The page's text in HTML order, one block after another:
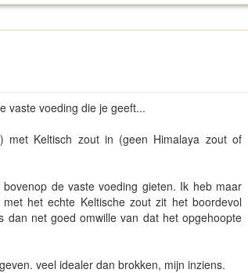
vaste voeding die je geeft...
Keltisch zout in (geen Himalaya zout of
de vaste voeding gieten. Ik heb maar
het echte Keltische zout zit het boordevol
net goed omwille van dat het opgehoopte
veel idealer dan brokken, mijn inziens.